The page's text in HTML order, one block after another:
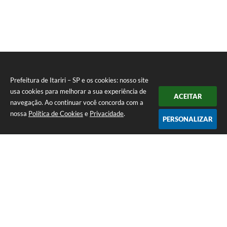
Prefeitura de Itariri – SP e os cookies: nosso site
usa cookies para melhorar a sua experiência de
navegação. Ao continuar você concorda com a
nossa Política de Cookies e Privacidade.
ACEITAR
PERSONALIZAR